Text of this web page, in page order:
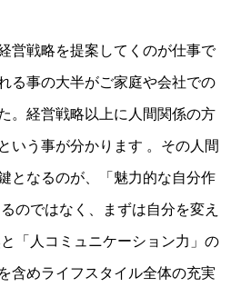
営戦略を提案してくのが仕事で
る事の大半がご家庭や会社での
。経営戦略以上に人間関係の方
いう事が分かります 。その人間
となるのが、「魅力的な自分作
のではなく、まずは自分を変え
「人コミュニケーション力」の
含めライフスタイル全体の充実